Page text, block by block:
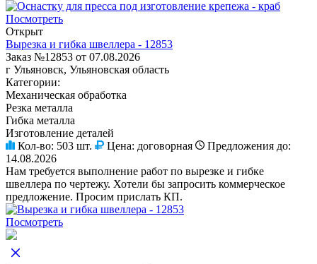
Посмотреть
Открыт
Вырезка и гибка швеллера - 12853
Заказ №12853 от 07.08.2026
г Ульяновск, Ульяновская область
Категории:
Механическая обработка
Резка металла
Гибка металла
Изготовление деталей
Кол-во: 503 шт. Цена: договорная
Предложения до:
14.08.2026
Нам требуется выполнение работ по вырезке и гибке
швеллера по чертежу. Хотели бы запросить коммерческое
предложение. Просим прислать КП.
Посмотреть